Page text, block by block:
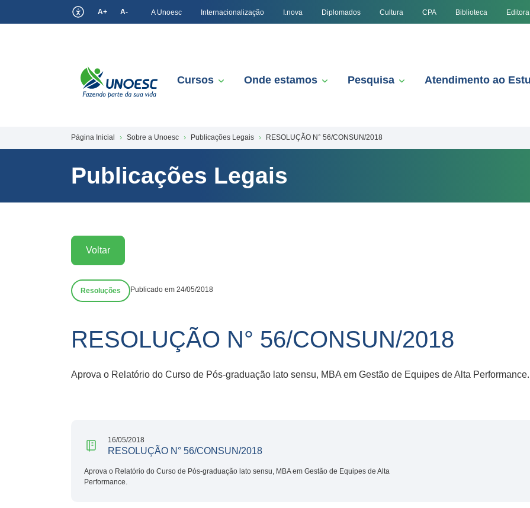
A+ A- A Unoesc Internacionalização I.nova Diplomados Cultura CPA Biblioteca Editora
Cursos Onde estamos Pesquisa Atendimento ao
Página Inicial Sobre a Unoesc Publicações Legais RESOLUÇÃO N° 56/CONSUN/2018
Publicações Legais
Voltar
Resoluções Publicado em 24/05/2018
RESOLUÇÃO N° 56/CONSUN/2018
Aprova o Relatório do Curso de Pós-graduação lato sensu, MBA em Gestão de Equipes de Alta Performance.
16/05/2018
RESOLUÇÃO N° 56/CONSUN/2018
Aprova o Relatório do Curso de Pós-graduação lato sensu, MBA em Gestão de Equipes de Alta
Performance.